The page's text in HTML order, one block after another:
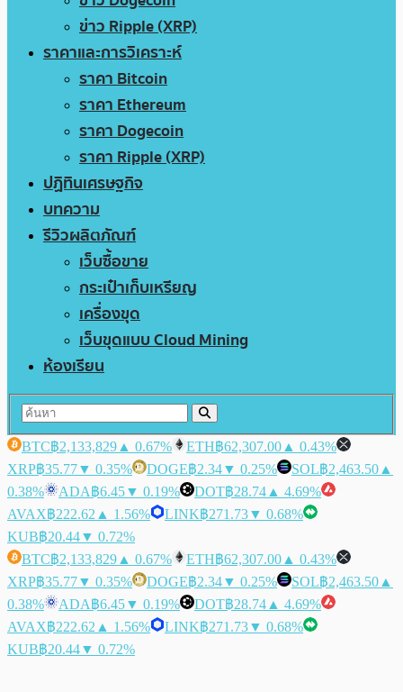
ข่าว Ripple (XRP)
ราคาและการวิเคราะห์
ราคา Bitcoin
ราคา Ethereum
ราคา Dogecoin
ราคา Ripple (XRP)
ปฏิทินเศรษฐกิจ
บทความ
รีวิวผลิตภัณฑ์
เว็บซื้อขาย
กระเป๋าเก็บเหรียญ
เครื่องขุด
เว็บขุดแบบ Cloud Mining
ห้องเรียน
BTC฿2,133,829 ▲ 0.67% ETH฿62,307.00 ▲ 0.43%
XRP฿35.77▼ 0.35% DOGE฿2.34▼ 0.25% SOL฿2,463.50 ▲
0.38%
ADA฿6.45▼ 0.19% DOT฿28.74 ▲ 4.69%
AVAX฿222.62 ▲ 1.56% LINK฿271.73▼ 0.68%
KUB฿20.44▼ 0.72%
BTC฿2,133,829 ▲ 0.67% ETH฿62,307.00 ▲ 0.43%
XRP฿35.77▼ 0.35% DOGE฿2.34▼ 0.25% SOL฿2,463.50 ▲
0.38%
ADA฿6.45▼ 0.19% DOT฿28.74 ▲ 4.69%
AVAX฿222.62 ▲ 1.56% LINK฿271.73▼ 0.68%
KUB฿20.44▼ 0.72%